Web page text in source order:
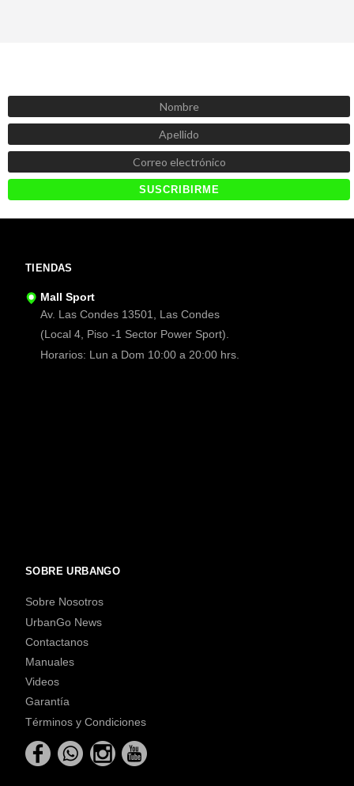
TIENDAS
Mall Sport
Av. Las Condes 13501, Las Condes
(Local 4, Piso -1 Sector Power Sport).
Horarios: Lun a Dom 10:00 a 20:00 hrs.
SOBRE URBANGO
Sobre Nosotros
UrbanGo News
Contactanos
Manuales
Videos
Garantía
Términos y Condiciones